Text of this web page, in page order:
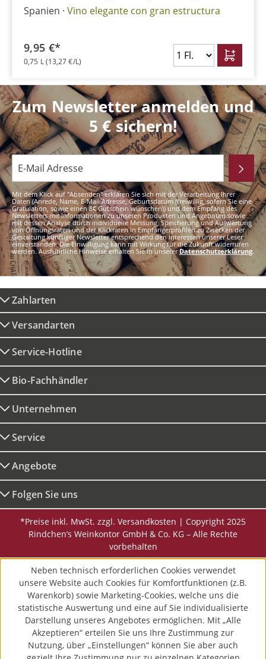
Spanien Vino elegante con gran estructura
9,95 €*
0,75 L(13,27 €/L)
Zum Newsletter anmelden und
5 € sichern!
Mit dem Klick auf "Absenden" erklären Sie sich mit der Verarbeitung Ihrer
Daten (Anrede, Name, E-Mail Adresse, Geburtsdatum (freiwillig, sofern Sie eine
Gratulation, sowie einen 8€ Gutschein wünschen)) und dem Empfang des
Newsletters mit Informationen zu unseren Produkten und Angeboten sowie
mit dessen Analyse durch individuelle Messung, Speicherung und Auswertung
von Öffnungsraten und der Klickraten in Empfängerprofilen zu Zwecken der
Gestaltung künftiger Newsletter entsprechend den Interessen unserer Leser
einverstanden. Die Einwilligung kann mit Wirkung für die Zukunft widerrufen
werden. Ausführliche Hinweise erhalten Sie in unsererDatenschutzerklärung.
Zahlarten
Versandarten
Service-Hotline
Bio-Fachhändler
Unternehmen
Service
Angebote
Folgen Sie uns
*Preise inkl. MwSt. zzgl. Versandkosten | Copyright 2025
Rindchen’s Weinkontor GmbH & Co. KG – Alle Rechte
vorbehalten
Neben technisch erforderlichen Cookies verwendet
unsere Website auch Cookies für Komfortfunktionen (z.B.
Warenkorb) sowie Marketing-Cookies, welche uns die
statistische Auswertung und eine auf Sie individualisierte
Darstellung unseres Angebotes ermöglichen. Mit „Alle
Akzeptieren“ erteilen Sie uns Ihre Zustimmung zur
Nutzung, über „Einstellungen“ können Sie aber auch